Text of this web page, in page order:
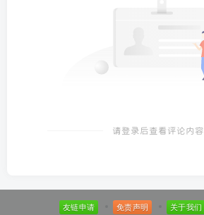
请登录后查看评论内容